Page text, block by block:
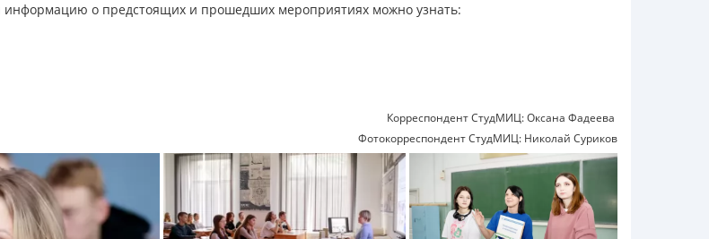
информацию о предстоящих и прошедших мероприятиях можно узнать:
Корреспондент СтудМИЦ: Оксана Фадеева
Фотокорреспондент СтудМИЦ: Николай Суриков